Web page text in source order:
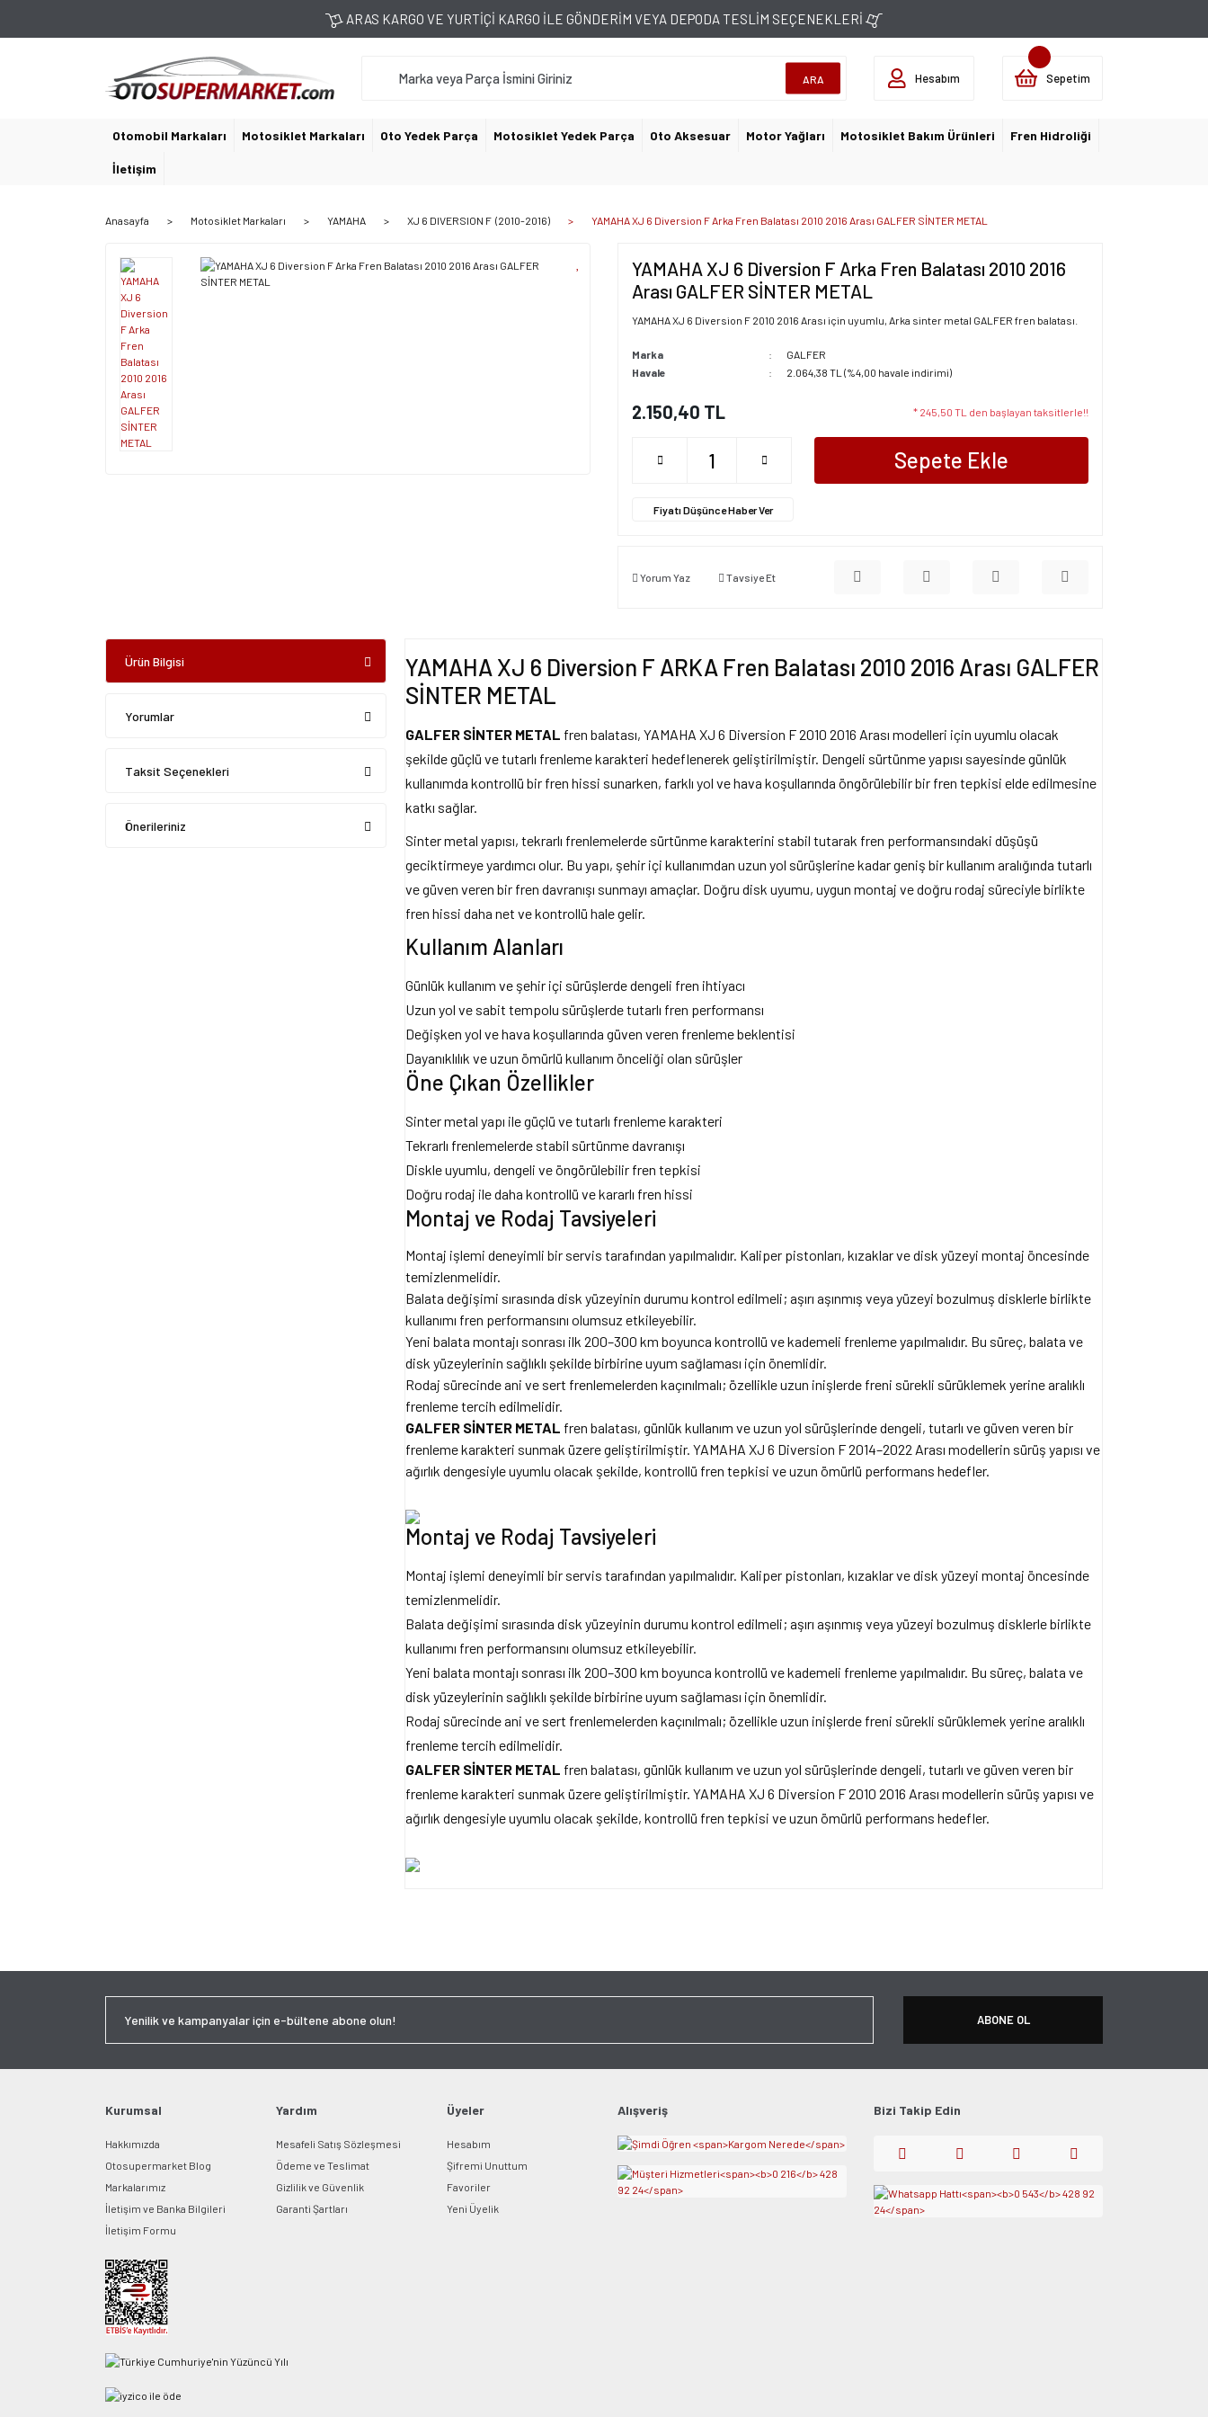
ARAS KARGO VE YURTİÇİ KARGO İLE GÖNDERİM VEYA DEPODA TESLİM SEÇENEKLERİ
ARA Hesabım Sepetim
Otomobil Markaları Motosiklet Markaları Oto Yedek Parça Motosiklet Yedek Parça Oto Aksesuar Motor Yağları Motosiklet Bakım Ürünleri Fren Hidroliği
İletişim
Anasayfa Motosiklet Markaları YAMAHA XJ 6 DIVERSION F (2010-2016) YAMAHA XJ 6 Diversion F Arka Fren Balatası 2010 2016 Arası GALFER SİNTER METAL
YAMAHA XJ 6 Diversion F Arka Fren Balatası 2010 2016
Arası GALFER SİNTER METAL
YAMAHA XJ 6 Diversion F 2010 2016 Arası için uyumlu, Arka sinter metal GALFER fren balatası.
Marka
GALFER
Havale
2.064,38 TL (%4,00 havale indirimi)
2.150,40 TL * 245,50 TL den başlayan taksitlerle!!
Sepete Ekle
Fiyatı Düşünce Haber Ver
Yorum Yaz Tavsiye Et
Ürün Bilgisi
Yorumlar
Taksit Seçenekleri
Önerileriniz
YAMAHA XJ 6 Diversion F ARKA Fren Balatası 2010 2016 Arası GALFER
SİNTER METAL
GALFER SİNTER METAL fren balatası, YAMAHA XJ 6 Diversion F 2010 2016 Arası modelleri için uyumlu olacak
şekilde güçlü ve tutarlı frenleme karakteri hedeflenerek geliştirilmiştir. Dengeli sürtünme yapısı sayesinde günlük
kullanımda kontrollü bir fren hissi sunarken, farklı yol ve hava koşullarında öngörülebilir bir fren tepkisi elde edilmesine
katkı sağlar.
Sinter metal yapısı, tekrarlı frenlemelerde sürtünme karakterini stabil tutarak fren performansındaki düşüşü
geciktirmeye yardımcı olur. Bu yapı, şehir içi kullanımdan uzun yol sürüşlerine kadar geniş bir kullanım aralığında tutarlı
ve güven veren bir fren davranışı sunmayı amaçlar. Doğru disk uyumu, uygun montaj ve doğru rodaj süreciyle birlikte
fren hissi daha net ve kontrollü hale gelir.
Kullanım Alanları
Günlük kullanım ve şehir içi sürüşlerde dengeli fren ihtiyacı
Uzun yol ve sabit tempolu sürüşlerde tutarlı fren performansı
Değişken yol ve hava koşullarında güven veren frenleme beklentisi
Dayanıklılık ve uzun ömürlü kullanım önceliği olan sürüşler
Öne Çıkan Özellikler
Sinter metal yapı ile güçlü ve tutarlı frenleme karakteri
Tekrarlı frenlemelerde stabil sürtünme davranışı
Diskle uyumlu, dengeli ve öngörülebilir fren tepkisi
Doğru rodaj ile daha kontrollü ve kararlı fren hissi
Montaj ve Rodaj Tavsiyeleri
Montaj işlemi deneyimli bir servis tarafından yapılmalıdır. Kaliper pistonları, kızaklar ve disk yüzeyi montaj öncesinde
temizlenmelidir.
Balata değişimi sırasında disk yüzeyinin durumu kontrol edilmeli; aşırı aşınmış veya yüzeyi bozulmuş disklerle birlikte
kullanımı fren performansını olumsuz etkileyebilir.
Yeni balata montajı sonrası ilk 200–300 km boyunca kontrollü ve kademeli frenleme yapılmalıdır. Bu süreç, balata ve
disk yüzeylerinin sağlıklı şekilde birbirine uyum sağlaması için önemlidir.
Rodaj sürecinde ani ve sert frenlemelerden kaçınılmalı; özellikle uzun inişlerde freni sürekli sürüklemek yerine aralıklı
frenleme tercih edilmelidir.
GALFER SİNTER METAL fren balatası, günlük kullanım ve uzun yol sürüşlerinde dengeli, tutarlı ve güven veren bir
frenleme karakteri sunmak üzere geliştirilmiştir. YAMAHA XJ 6 Diversion F 2014–2022 Arası modellerin sürüş yapısı ve
ağırlık dengesiyle uyumlu olacak şekilde, kontrollü fren tepkisi ve uzun ömürlü performans hedefler.
Montaj ve Rodaj Tavsiyeleri
Montaj işlemi deneyimli bir servis tarafından yapılmalıdır. Kaliper pistonları, kızaklar ve disk yüzeyi montaj öncesinde
temizlenmelidir.
Balata değişimi sırasında disk yüzeyinin durumu kontrol edilmeli; aşırı aşınmış veya yüzeyi bozulmuş disklerle birlikte
kullanımı fren performansını olumsuz etkileyebilir.
Yeni balata montajı sonrası ilk 200–300 km boyunca kontrollü ve kademeli frenleme yapılmalıdır. Bu süreç, balata ve
disk yüzeylerinin sağlıklı şekilde birbirine uyum sağlaması için önemlidir.
Rodaj sürecinde ani ve sert frenlemelerden kaçınılmalı; özellikle uzun inişlerde freni sürekli sürüklemek yerine aralıklı
frenleme tercih edilmelidir.
GALFER SİNTER METAL fren balatası, günlük kullanım ve uzun yol sürüşlerinde dengeli, tutarlı ve güven veren bir
frenleme karakteri sunmak üzere geliştirilmiştir. YAMAHA XJ 6 Diversion F 2010 2016 Arası modellerin sürüş yapısı ve
ağırlık dengesiyle uyumlu olacak şekilde, kontrollü fren tepkisi ve uzun ömürlü performans hedefler.
ABONE OL
Kurumsal
Hakkımızda
Otosupermarket Blog
Markalarımız
İletişim ve Banka Bilgileri
İletişim Formu
Yardım
Mesafeli Satış Sözleşmesi
Ödeme ve Teslimat
Gizlilik ve Güvenlik
Garanti Şartları
Üyeler
Hesabım
Şifremi Unuttum
Favoriler
Yeni Üyelik
Alışveriş Bizi Takip Edin